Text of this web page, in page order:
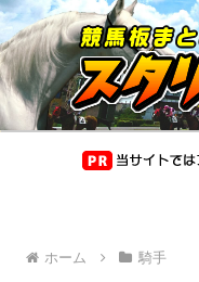
ホーム 騎手